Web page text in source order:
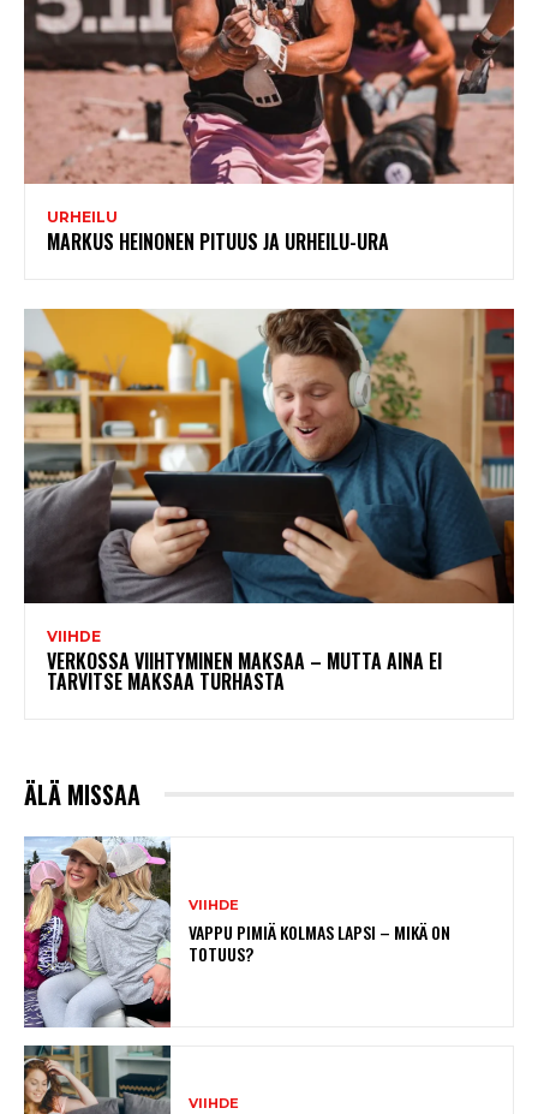
URHEILU
MARKUS HEINONEN PITUUS JA URHEILU-URA
VIIHDE
VERKOSSA VIIHTYMINEN MAKSAA – MUTTA AINA EI
TARVITSE MAKSAA TURHASTA
ÄLÄ MISSAA
VIIHDE
VAPPU PIMIÄ KOLMAS LAPSI – MIKÄ ON
TOTUUS?
VIIHDE